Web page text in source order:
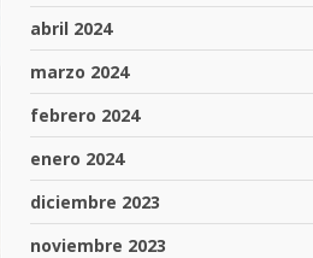
abril 2024
marzo 2024
febrero 2024
enero 2024
diciembre 2023
noviembre 2023